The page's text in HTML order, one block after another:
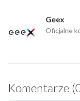
Geex
Oficjalne
Komentarze